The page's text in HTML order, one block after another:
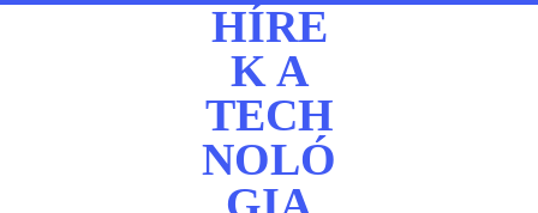
HÍRE
K A
TECH
NOLÓ